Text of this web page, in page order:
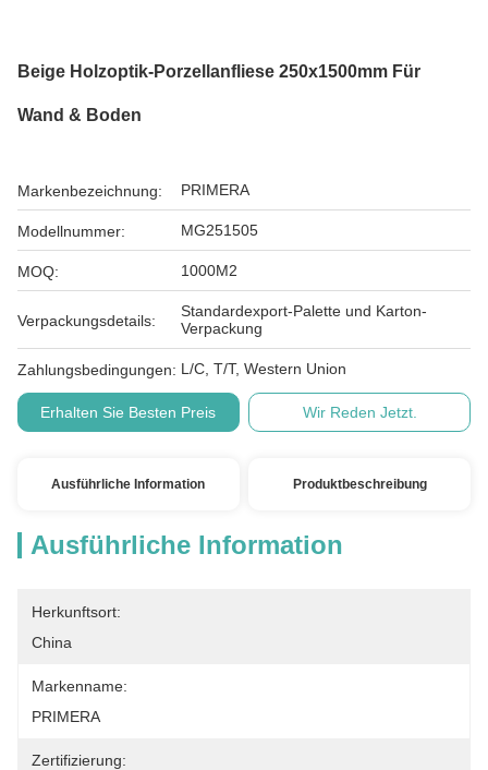
Beige Holzoptik-Porzellanfliese 250x1500mm Für
Wand & Boden
Markenbezeichnung: PRIMERA
Modellnummer: MG251505
MOQ: 1000M2
Verpackungsdetails:
Standardexport-Palette und Karton-
Verpackung
Zahlungsbedingungen: L/C, T/T, Western Union
Erhalten Sie Besten Preis Wir Reden Jetzt.
Ausführliche Information Produktbeschreibung
Ausführliche Information
Herkunftsort:
China
Markenname:
PRIMERA
Zertifizierung: